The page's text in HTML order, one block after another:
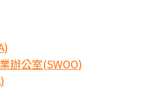
辦公室(SWOO)